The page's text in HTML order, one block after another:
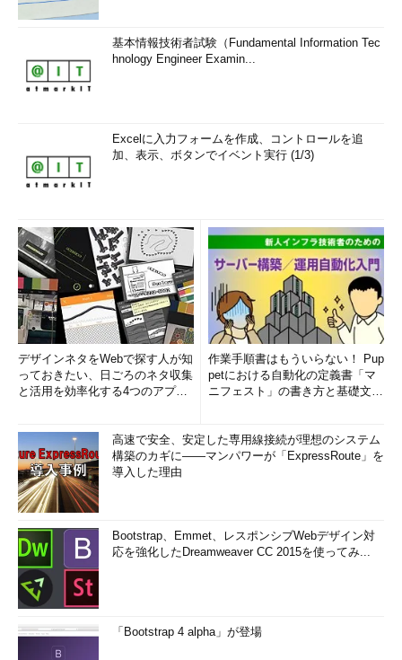
基本情報技術者試験（Fundamental Information Tec
hnology Engineer Examin...
Excelに入力フォームを作成、コントロールを追
加、表示、ボタンでイベント実行 (1/3)
デザインネタをWebで探す人が知
っておきたい、日ごろのネタ収集
と活用を効率化する4つのアプリ
作業手順書はもういらない！ Pup
petにおける自動化の定義書「マ
ニフェスト」の書き方と基礎文法
高速で安全、安定した専用線接続が理想のシステム
構築のカギに――マンパワーが「ExpressRoute」を
導入した理由
Bootstrap、Emmet、レスポンシブWebデザイン対
応を強化したDreamweaver CC 2015を使ってみ...
「Bootstrap 4 alpha」が登場